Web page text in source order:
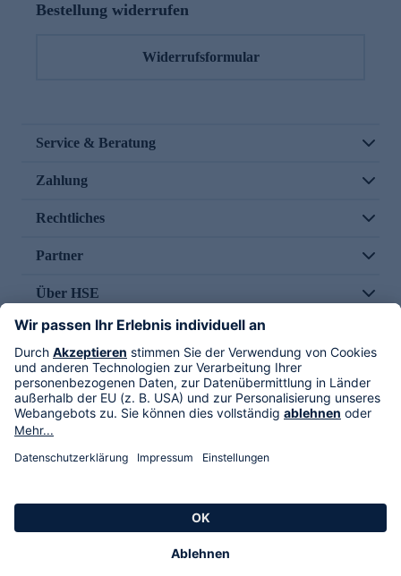
Bestellung widerrufen
Widerrufsformular
Service & Beratung
Zahlung
Rechtliches
Partner
Über HSE
Im TV
HSE International